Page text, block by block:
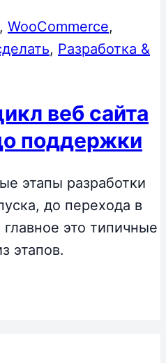
, WooCommerce,
, Разработка &
веб сайта
поддержки
этапы разработки
до перехода в
это типичные
этапов.